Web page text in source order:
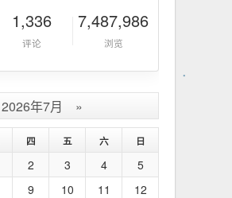
1,336
评论
7,487,986
浏览
2026年7月 »
四 五 六 日
2 3 4
5
9 10 11
12